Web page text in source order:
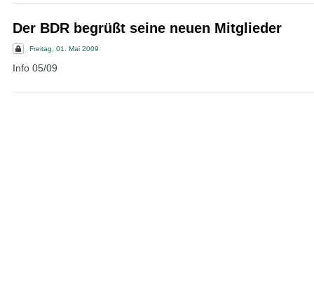
Der BDR begrüßt seine neuen Mitglieder
Freitag, 01. Mai 2009
Info 05/09